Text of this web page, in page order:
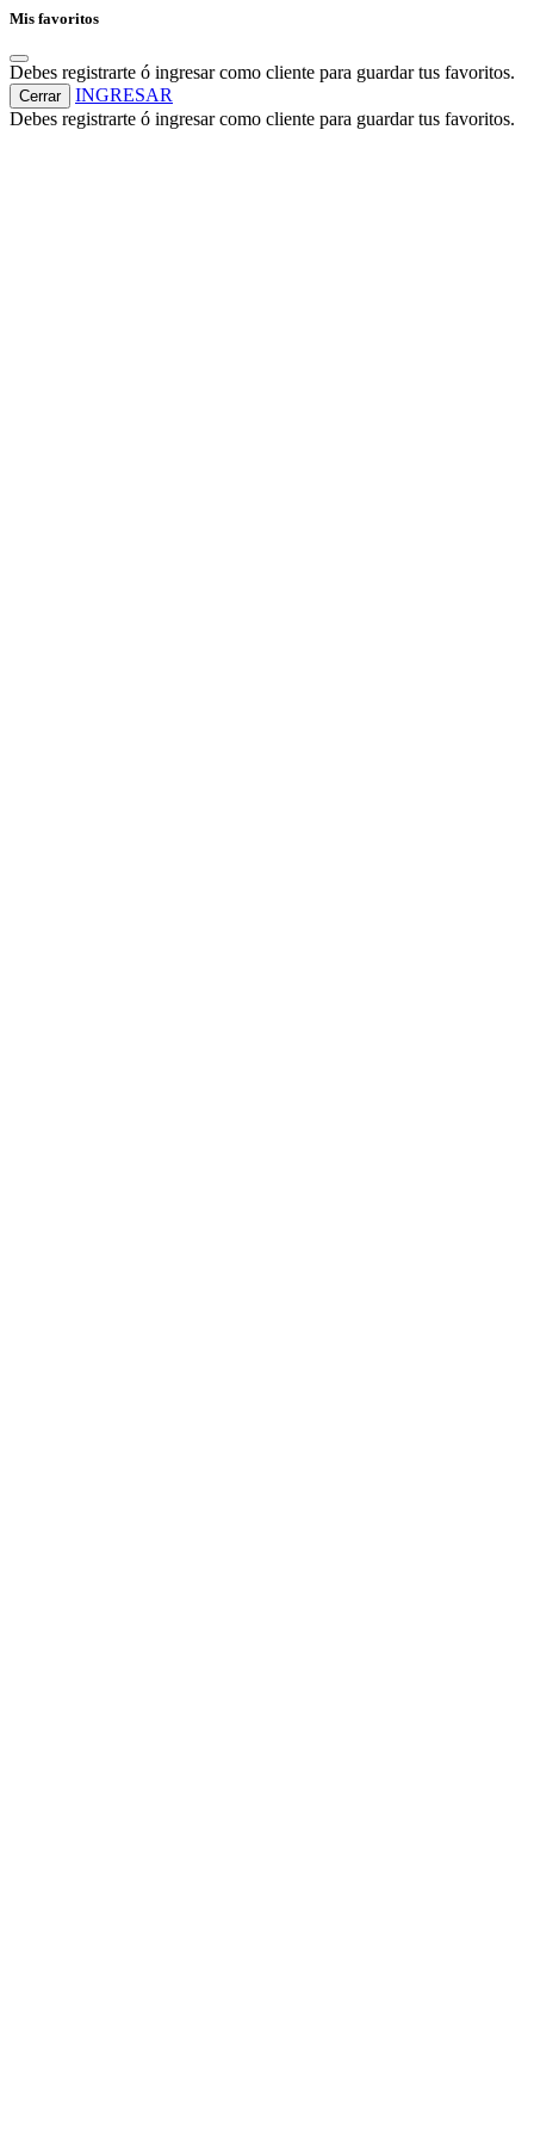
Mis favoritos
Debes registrarte ó ingresar como cliente para guardar tus favoritos.
Cerrar
INGRESAR
Debes registrarte ó ingresar como cliente para guardar tus favoritos.